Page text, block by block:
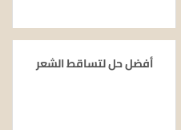
أفضل حل لتساقط الشعر